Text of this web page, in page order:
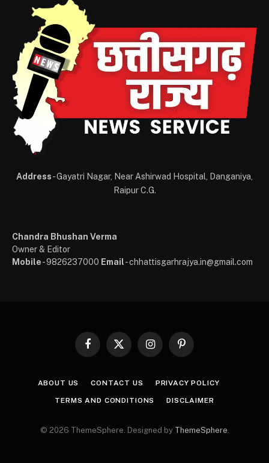
Address- Gayatri Nagar, Near Ashirwad Hospital, Danganiya,
Raipur C.G.
Chandra Bhushan Verma
Owner & Editor
Mobile- 9826237000 Email- chhattisgarhrajya.in@gmail.com
Facebook
X
InstagramPinterest
ABOUT US CONTACT US PRIVACY POLICY
TERMS AND CONDITIONS DISCLAIMER
© 2026 ThemeSphere. Designed by ThemeSphere